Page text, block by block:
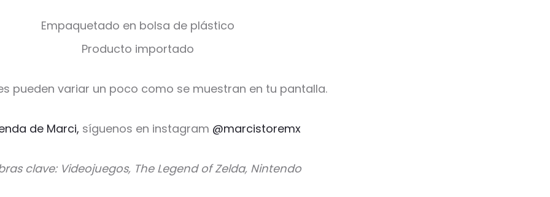
Empaquetado en bolsa de plástico
Producto importado
pueden variar un poco como se muestran en tu pantalla.
de Marci, síguenos en instagram @marcistoremx
clave: Videojuegos, The Legend of Zelda, Nintendo